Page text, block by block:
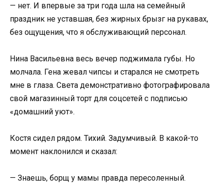
— нет. И впервые за три года шла на семейный
праздник не уставшая, без жирных брызг на рукавах,
без ощущения, что я обслуживающий персонал.
Нина Васильевна весь вечер поджимала губы. Но
молчала. Гена жевал чипсы и старался не смотреть
мне в глаза. Света демонстративно фотографировала
свой магазинный торт для соцсетей с подписью
«домашний уют».
Костя сидел рядом. Тихий. Задумчивый. В какой-то
момент наклонился и сказал:
— Знаешь, борщ у мамы правда пересоленный.